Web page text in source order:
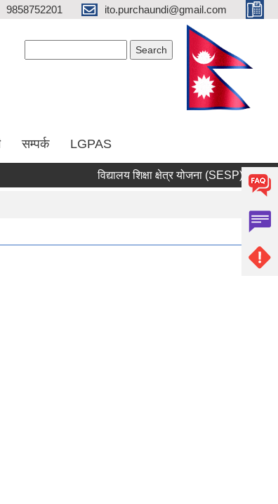
9858752201 ito.purchaundi@gmail.com
सम्पर्क LGPAS
विद्यालय शिक्षा क्षेत्र योजना (SESP)